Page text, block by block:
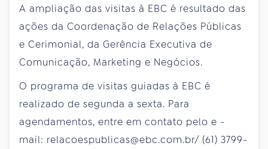
A ampliação das visitas à EBC é resultado das
ações da Coordenação de Relações Públicas
e Cerimonial, da Gerência Executiva de
Comunicação, Marketing e Negócios.
O programa de visitas guiadas à EBC é
realizado de segunda a sexta. Para
agendamentos, entre em contato pelo e -
mail: relacoespublicas@ebc.com.br/ (61) 3799-